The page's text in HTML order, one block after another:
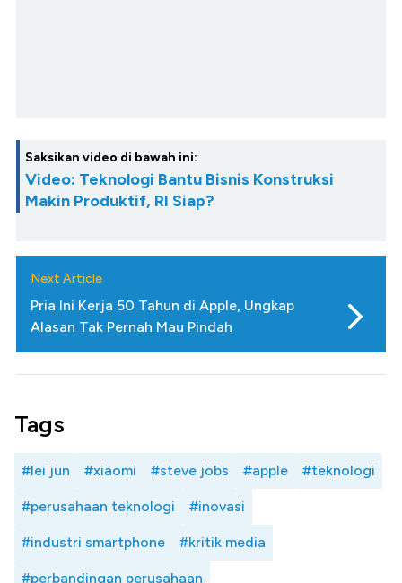
Saksikan video di bawah ini:
Video: Teknologi Bantu Bisnis Konstruksi
Makin Produktif, RI Siap?
Next Article
Pria Ini Kerja 50 Tahun di Apple, Ungkap
Alasan Tak Pernah Mau Pindah
Tags
#lei jun #xiaomi #steve jobs #apple #teknologi
#perusahaan teknologi #inovasi
#industri smartphone #kritik media
#perbandingan perusahaan